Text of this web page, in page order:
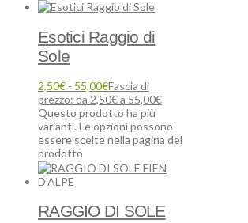
Esotici Raggio di
Sole
2,50€ - 55,00€Fascia di
prezzo: da 2,50€ a 55,00€
Questo prodotto ha più
varianti. Le opzioni possono
essere scelte nella pagina del
prodotto
RAGGIO DI SOLE